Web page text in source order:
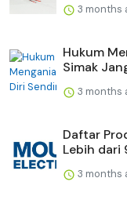
3 months
Hukum
Simak
3 months
Daftar
Lebih dari
3 months